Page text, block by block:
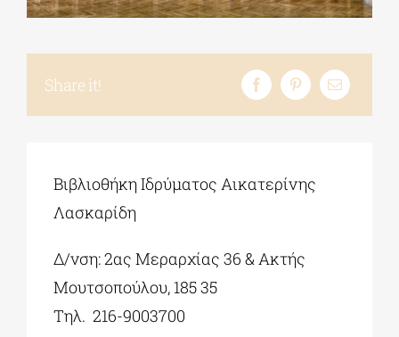
ΔΙΔΑΚΤΟΡΙΚΑ
Share it!
Βιβλιοθήκη Ιδρύματος Αικατερίνης
Λασκαρίδη
Δ/νση: 2ας Μεραρχίας 36 & Ακτής
Μουτσοπούλου, 185 35
Τηλ. 216-9003700